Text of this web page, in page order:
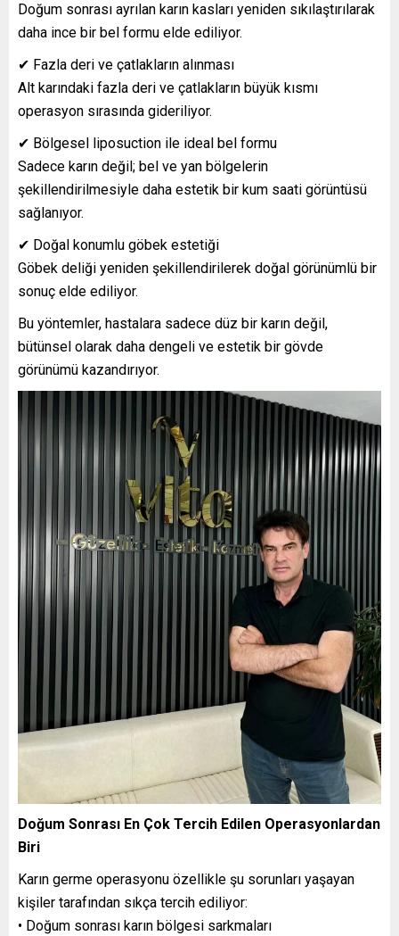
Doğum sonrası ayrılan karın kasları yeniden sıkılaştırılarak
daha ince bir bel formu elde ediliyor.
✔ Fazla deri ve çatlakların alınması
Alt karındaki fazla deri ve çatlakların büyük kısmı
operasyon sırasında gideriliyor.
✔ Bölgesel liposuction ile ideal bel formu
Sadece karın değil; bel ve yan bölgelerin
şekillendirilmesiyle daha estetik bir kum saati görüntüsü
sağlanıyor.
✔ Doğal konumlu göbek estetiği
Göbek deliği yeniden şekillendirilerek doğal görünümlü bir
sonuç elde ediliyor.
Bu yöntemler, hastalara sadece düz bir karın değil,
bütünsel olarak daha dengeli ve estetik bir gövde
görünümü kazandırıyor.
Doğum Sonrası En Çok Tercih Edilen Operasyonlardan
Biri
Karın germe operasyonu özellikle şu sorunları yaşayan
kişiler tarafından sıkça tercih ediliyor:
• Doğum sonrası karın bölgesi sarkmaları